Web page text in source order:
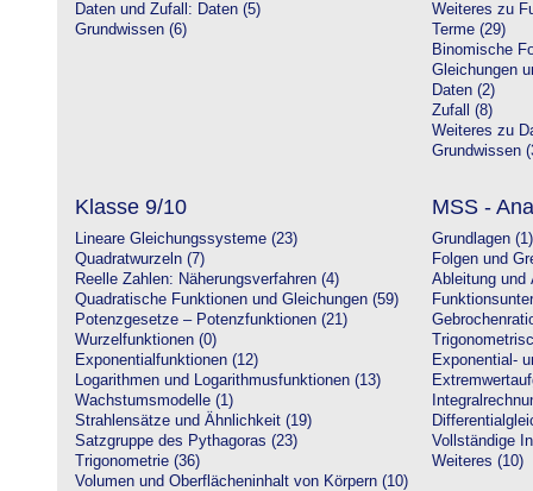
Daten und Zufall: Daten (5)
Grundwissen (6)
Weiteres zu
Terme (29)
Binomische
Gleichungen
Daten (2)
Zufall (8)
Weiteres zu
Grundwissen
Klasse 9/10
Lineare Gleichungssysteme (23)
Quadratwurzeln (7)
Reelle Zahlen: Näherungsverfahren (4)
Quadratische Funktionen und Gleichungen (59)
Potenzgesetze – Potenzfunktionen (21)
Wurzelfunktionen (0)
Exponentialfunktionen (12)
Logarithmen und Logarithmusfunktionen (13)
Wachstumsmodelle (1)
Strahlensätze und Ähnlichkeit (19)
Satzgruppe des Pythagoras (23)
Trigonometrie (36)
Volumen und Oberflächeninhalt von Körpern (10)
MSS -
Grundlagen (1)
Folgen und
Ableitung und
Exponential-
Vollständige
Weiteres (10)